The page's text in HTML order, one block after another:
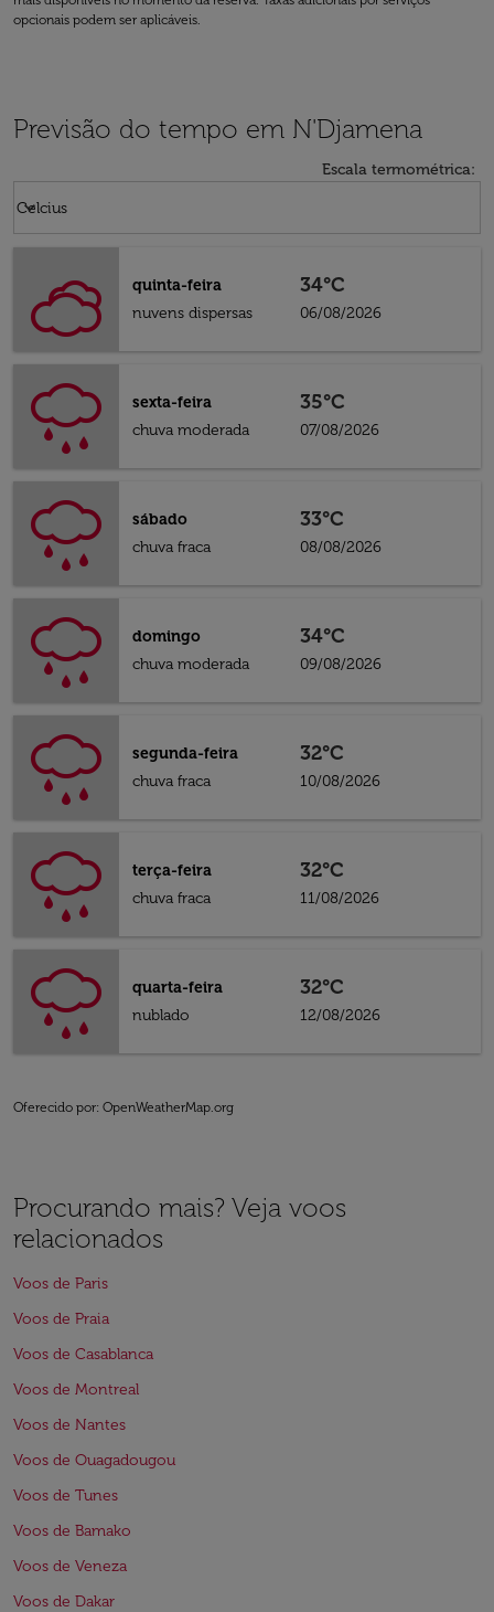
opcionais podem ser aplicáveis.
Previsão do tempo em N'Djamena
Escala termométrica:
Celcius
keyboard_arrow_down
quinta-feira
nuvens dispersas
34°C
06/08/2026
sexta-feira
chuva moderada
35°C
07/08/2026
sábado
chuva fraca
33°C
08/08/2026
domingo
chuva moderada
34°C
09/08/2026
segunda-feira
chuva fraca
32°C
10/08/2026
terça-feira
chuva fraca
32°C
11/08/2026
quarta-feira
nublado
32°C
12/08/2026
Oferecido por: OpenWeatherMap.org
Procurando mais? Veja voos
relacionados
Voos de Paris
Voos de Praia
Voos de Casablanca
Voos de Montreal
Voos de Nantes
Voos de Ouagadougou
Voos de Tunes
Voos de Bamako
Voos de Veneza
Voos de Dakar